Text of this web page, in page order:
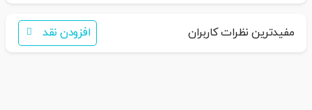
مفیدترین نظرات کاربران افزودن نقد